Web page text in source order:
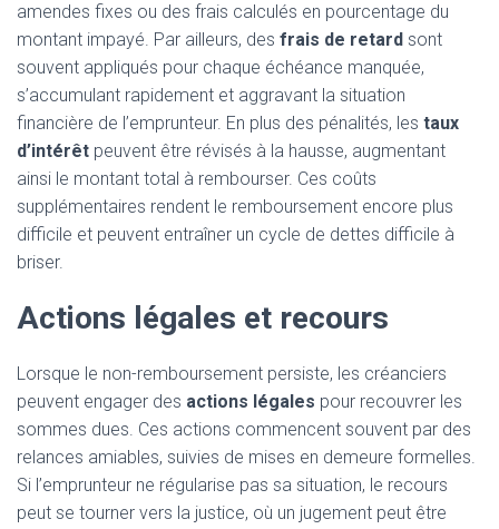
amendes fixes ou des frais calculés en pourcentage du
montant impayé. Par ailleurs, des frais de retard sont
souvent appliqués pour chaque échéance manquée,
s’accumulant rapidement et aggravant la situation
financière de l’emprunteur. En plus des pénalités, les taux
d’intérêt peuvent être révisés à la hausse, augmentant
ainsi le montant total à rembourser. Ces coûts
supplémentaires rendent le remboursement encore plus
difficile et peuvent entraîner un cycle de dettes difficile à
briser.
Actions légales et recours
Lorsque le non-remboursement persiste, les créanciers
peuvent engager des actions légales pour recouvrer les
sommes dues. Ces actions commencent souvent par des
relances amiables, suivies de mises en demeure formelles.
Si l’emprunteur ne régularise pas sa situation, le recours
peut se tourner vers la justice, où un jugement peut être